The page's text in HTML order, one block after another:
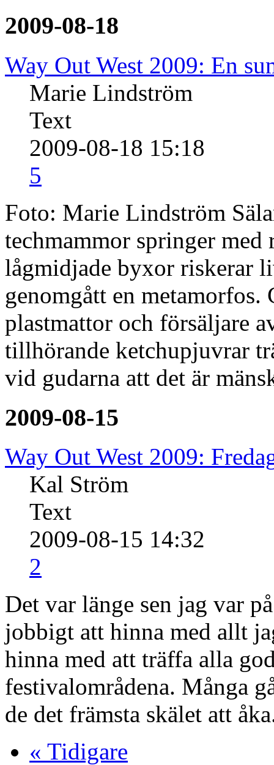
2009-08-18
Way Out West 2009: En
Marie Lindström
Text
2009-08-18 15:18
5
Foto: Marie Lindström
techmammor springer
lågmidjade byxor riskerar
genomgått en metamorfos.
plastmattor och försäljare
tillhörande ketchupjuvrar
vid gudarna att det är
2009-08-15
Way Out West 2009:
Kal Ström
Text
2009-08-15 14:32
2
Det var länge sen jag var
jobbigt att hinna med allt
hinna med att träffa alla
festivalområdena. Många
de det främsta skälet att
« Tidigare